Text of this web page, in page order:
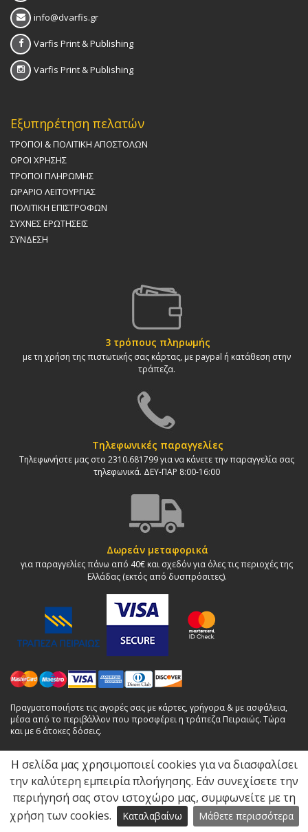
Η σελίδα μας χρησιμοποιεί cookies για να διασφαλίσει
την καλύτερη εμπειρία πλοήγησης. Εάν συνεχίσετε την
περιήγησή σας στον ιστοχώρο μας, συμφωνείτε με τη
χρήση των cookies.
Καταλαβαίνω Μάθετε περισσότερα
info@dvarfis.gr
Varfis Print & Publishing
Varfis Print & Publishing
Εξυπηρέτηση πελατών
ΤΡΟΠΟΙ & ΠΟΛΙΤΙΚΗ AΠΟΣΤΟΛΩΝ
ΟΡΟΙ ΧΡΗΣΗΣ
ΤΡΟΠΟΙ ΠΛΗΡΩΜΗΣ
ΩΡAΡΙΟ ΛΕΙΤΟΥΡΓΙAΣ
ΠΟΛΙΤΙΚΗ ΕΠΙΣΤΡΟΦΩΝ
ΣΥΧΝΕΣ ΕΡΩΤΗΣΕΙΣ
ΣΥΝΔΕΣΗ
3 τρόπους πληρωμής
με τη χρήση της πιστωτικής σας κάρτας, με paypal ή κατάθεση στην
τράπεζα.
Τηλεφωνικές παραγγελίες
Τηλεφωνήστε μας στο 2310.681799 για να κάνετε την παραγγελία σας
τηλεφωνικά. ΔΕΥ-ΠΑΡ 8:00-16:00
Δωρεάν μεταφορικά
για παραγγελίες πάνω από 40€ και σχεδόν για όλες τις περιοχές της
Ελλάδας (εκτός από δυσπρόσιτες).
Πραγματοποιήστε τις αγορές σας με κάρτες, γρήγορα & με ασφάλεια,
μέσα από το περιβάλλον που προσφέρει η τράπεζα Πειραιώς. Τώρα
και με 6 άτοκες δόσεις.
© dvarfis.gr 2026. All rights reserved. εκδόσεις | ψηφιακές
εκτυπώσεις | βιβλιοδεσία | χαρτικά | έντυπα |Γ.Ε.ΜΗ:
038444705000